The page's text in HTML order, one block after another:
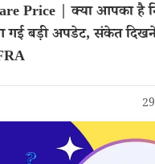
Price | क्या आपका है
गई बड़ी अपडेट, संकेत